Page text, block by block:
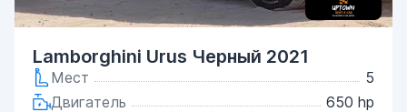
Lamborghini Urus Черный 2021
Мест
5
Двигатель
650 hp